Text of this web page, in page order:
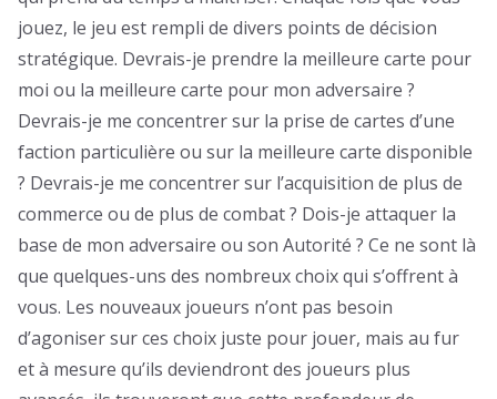
jouez, le jeu est rempli de divers points de décision
stratégique. Devrais-je prendre la meilleure carte pour
moi ou la meilleure carte pour mon adversaire ?
Devrais-je me concentrer sur la prise de cartes d’une
faction particulière ou sur la meilleure carte disponible
? Devrais-je me concentrer sur l’acquisition de plus de
commerce ou de plus de combat ? Dois-je attaquer la
base de mon adversaire ou son Autorité ? Ce ne sont là
que quelques-uns des nombreux choix qui s’offrent à
vous. Les nouveaux joueurs n’ont pas besoin
d’agoniser sur ces choix juste pour jouer, mais au fur
et à mesure qu’ils deviendront des joueurs plus